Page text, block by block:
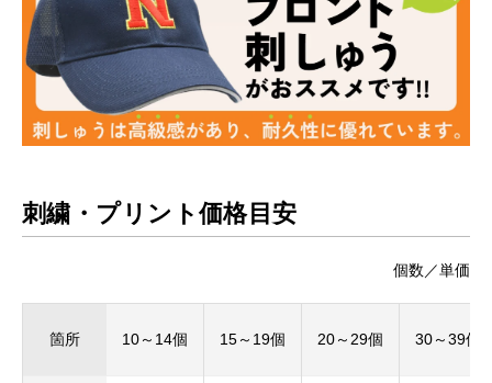
刺繍・プリント価格目安
個数／単価
箇所 10～14個 15～19個 20～29個 30～39個